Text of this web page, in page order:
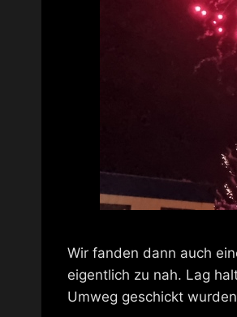
Wir fanden dann auch
eigentlich zu nah. Lag
Umweg geschickt